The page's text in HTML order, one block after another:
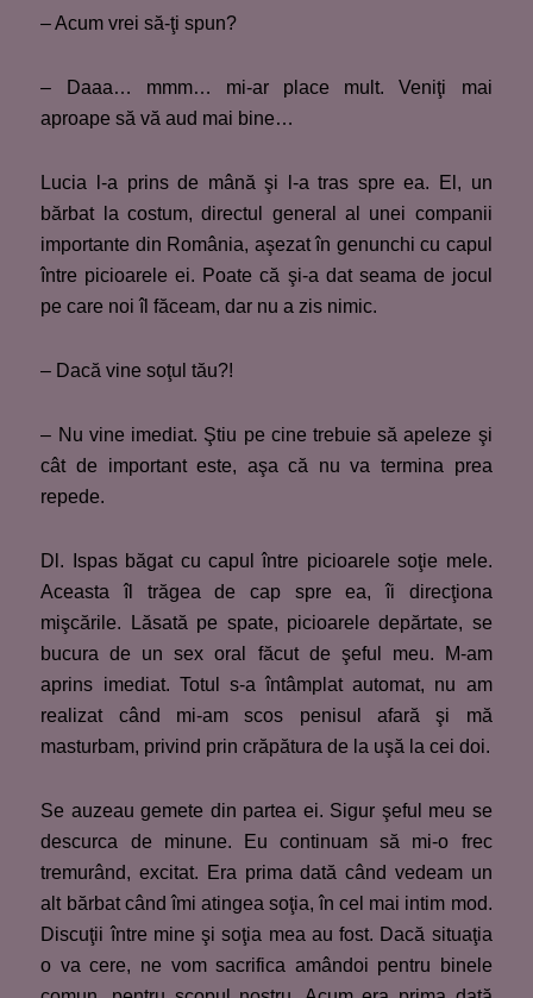
– Acum vrei să-ţi spun?
– Daaa… mmm… mi-ar place mult. Veniţi mai
aproape să vă aud mai bine…
Lucia l-a prins de mână şi l-a tras spre ea. El, un
bărbat la costum, directul general al unei companii
importante din România, aşezat în genunchi cu capul
între picioarele ei. Poate că şi-a dat seama de jocul
pe care noi îl făceam, dar nu a zis nimic.
– Dacă vine soţul tău?!
– Nu vine imediat. Ştiu pe cine trebuie să apeleze şi
cât de important este, aşa că nu va termina prea
repede.
Dl. Ispas băgat cu capul între picioarele soţie mele.
Aceasta îl trăgea de cap spre ea, îi direcţiona
mişcările. Lăsată pe spate, picioarele depărtate, se
bucura de un sex oral făcut de şeful meu. M-am
aprins imediat. Totul s-a întâmplat automat, nu am
realizat când mi-am scos penisul afară şi mă
masturbam, privind prin crăpătura de la uşă la cei doi.
Se auzeau gemete din partea ei. Sigur şeful meu se
descurca de minune. Eu continuam să mi-o frec
tremurând, excitat. Era prima dată când vedeam un
alt bărbat când îmi atingea soţia, în cel mai intim mod.
Discuţii între mine şi soţia mea au fost. Dacă situaţia
o va cere, ne vom sacrifica amândoi pentru binele